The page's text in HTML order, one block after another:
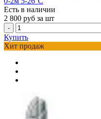
Есть в наличии
2 800 руб за шт
-
Купить
Хит продаж